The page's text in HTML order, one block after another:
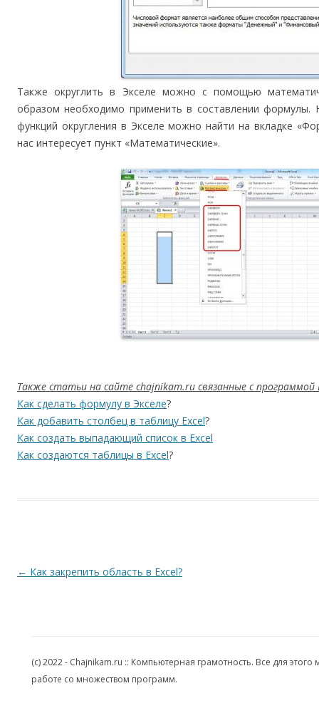
Также округлить в Экселе можно с помощью
образом необходимо применить в составлении формулы.
функций округления в Экселе можно найти на вкладке
нас интересует пункт «Математические».
Также статьи на сайте chajnikam.ru связанные с программой
Как сделать формулу в Экселе?
Как добавить столбец в таблицу Excel?
Как создать выпадающий список в Excel
Как создаются таблицы в Excel?
Навигация по записям
← Как закрепить область в Excel?
(c) 2022 - Chajnikam.ru :: Компьютерная грамотность. Все для
работе со множеством программ.